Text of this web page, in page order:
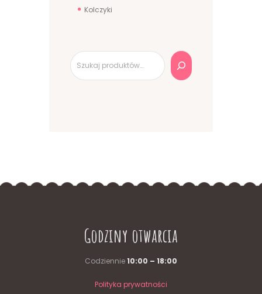
Kolczyki
Szukaj
Godziny otwarcia
Codziennie10:00 – 18:00
Polityka prywatności